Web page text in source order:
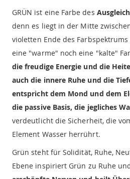
GRÜN ist eine Farbe des
denn es liegt in der Mitte
violetten Ende des
eine "warme" noch eine "kalte"
die freudige Energie und die
auch die innere Ruhe und die
entspricht dem Mond und dem
die passive Basis, die jegliches
verdeutlicht die Sicherheit, die
Element Wasser herrührt.
Grün steht für Solidität, Ruhe,
Ebene inspiriert Grün zu Ruhe